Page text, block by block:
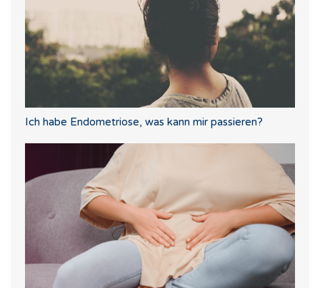
Ich habe Endometriose, was kann mir passieren?